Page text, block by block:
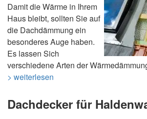
Damit die Wärme in Ihrem
Haus bleibt, sollten Sie auf
die Dachdämmung ein
besonderes Auge haben.
Es lassen Sich
verschiedene Arten der
> weiterlesen
Dachdecker für